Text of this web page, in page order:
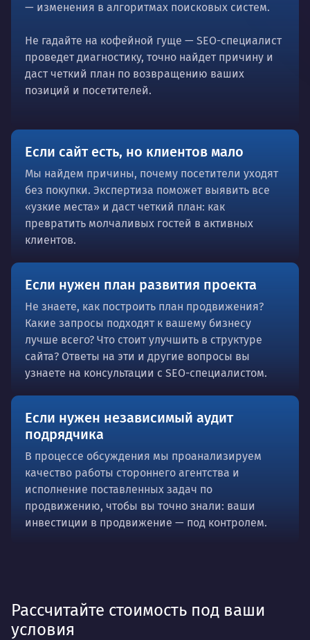
— изменения в алгоритмах поисковых систем.
Не гадайте на кофейной гуще — SEO-специалист
проведет диагностику, точно найдет причину и
даст четкий план по возвращению ваших
позиций и посетителей.
Если сайт есть, но клиентов мало
Мы найдем причины, почему посетители уходят
без покупки. Экспертиза поможет выявить все
«узкие места» и даст четкий план: как
превратить молчаливых гостей в активных
клиентов.
Если нужен план развития проекта
Не знаете, как построить план продвижения?
Какие запросы подходят к вашему бизнесу
лучше всего? Что стоит улучшить в структуре
сайта? Ответы на эти и другие вопросы вы
узнаете на консультации с SEO-специалистом.
Если нужен независимый аудит
подрядчика
В процессе обсуждения мы проанализируем
качество работы стороннего агентства и
исполнение поставленных задач по
продвижению, чтобы вы точно знали: ваши
инвестиции в продвижение — под контролем.
Рассчитайте стоимость под ваши
условия